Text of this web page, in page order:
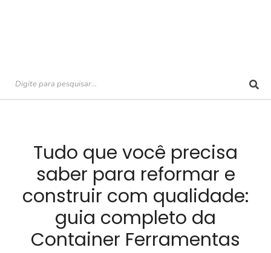
Tudo que você precisa
saber para reformar e
construir com qualidade:
guia completo da
Container Ferramentas